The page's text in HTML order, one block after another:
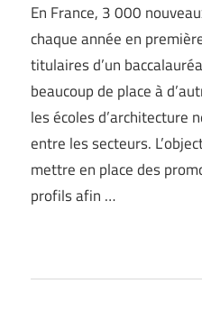
En France, 3 000
chaque année en
titulaires d’un
beaucoup de place à
les écoles d’architecture
entre les secteurs.
mettre en place des
profils afin …